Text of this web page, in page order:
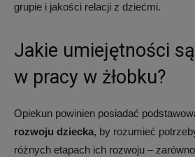
grupie i jakości relacji z dziećmi.
Jakie umiejętności
w pracy w żłobku?
Opiekun powinien posiadać
rozwoju dziecka, by rozumieć
różnych etapach ich rozwoju –